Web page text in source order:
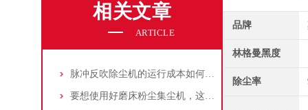
相关文章
ARTICLE
脉冲反吹除尘机的运行成本如何控制和优化？
要想使用好磨床粉尘集尘机，这些条件可不能少
品牌
林格曼黑度
除尘率